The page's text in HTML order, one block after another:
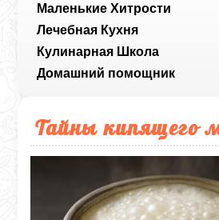
Маленькие Хитрости
Лечебная Кухня
Кулинарная Школа
Домашний помощник
Тайны кипящего